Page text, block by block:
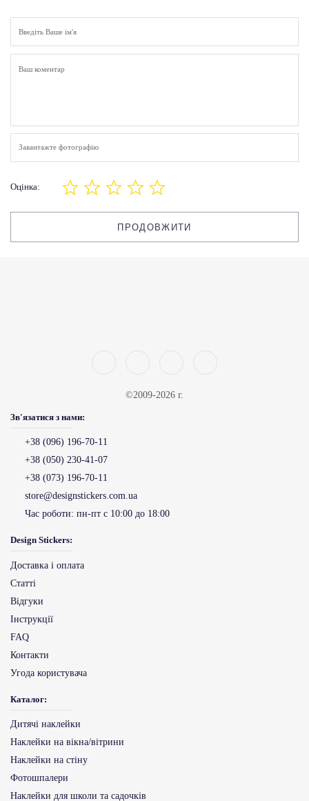
Завантажте фотографію
Оцінка:
ПРОДОВЖИТИ
©2009-2026 г.
Зв'язатися з нами:
+38 (096) 196-70-11
+38 (050) 230-41-07
+38 (073) 196-70-11
store@designstickers.com.ua
Час роботи: пн-пт с 10:00 до 18:00
Design Stickers:
Доставка і оплата
Статті
Відгуки
Інструкції
FAQ
Контакти
Угода користувача
Каталог:
Дитячі наклейки
Наклейки на вікна/вітрини
Наклейки на стіну
Фотошпалери
Наклейки для школи та садочків